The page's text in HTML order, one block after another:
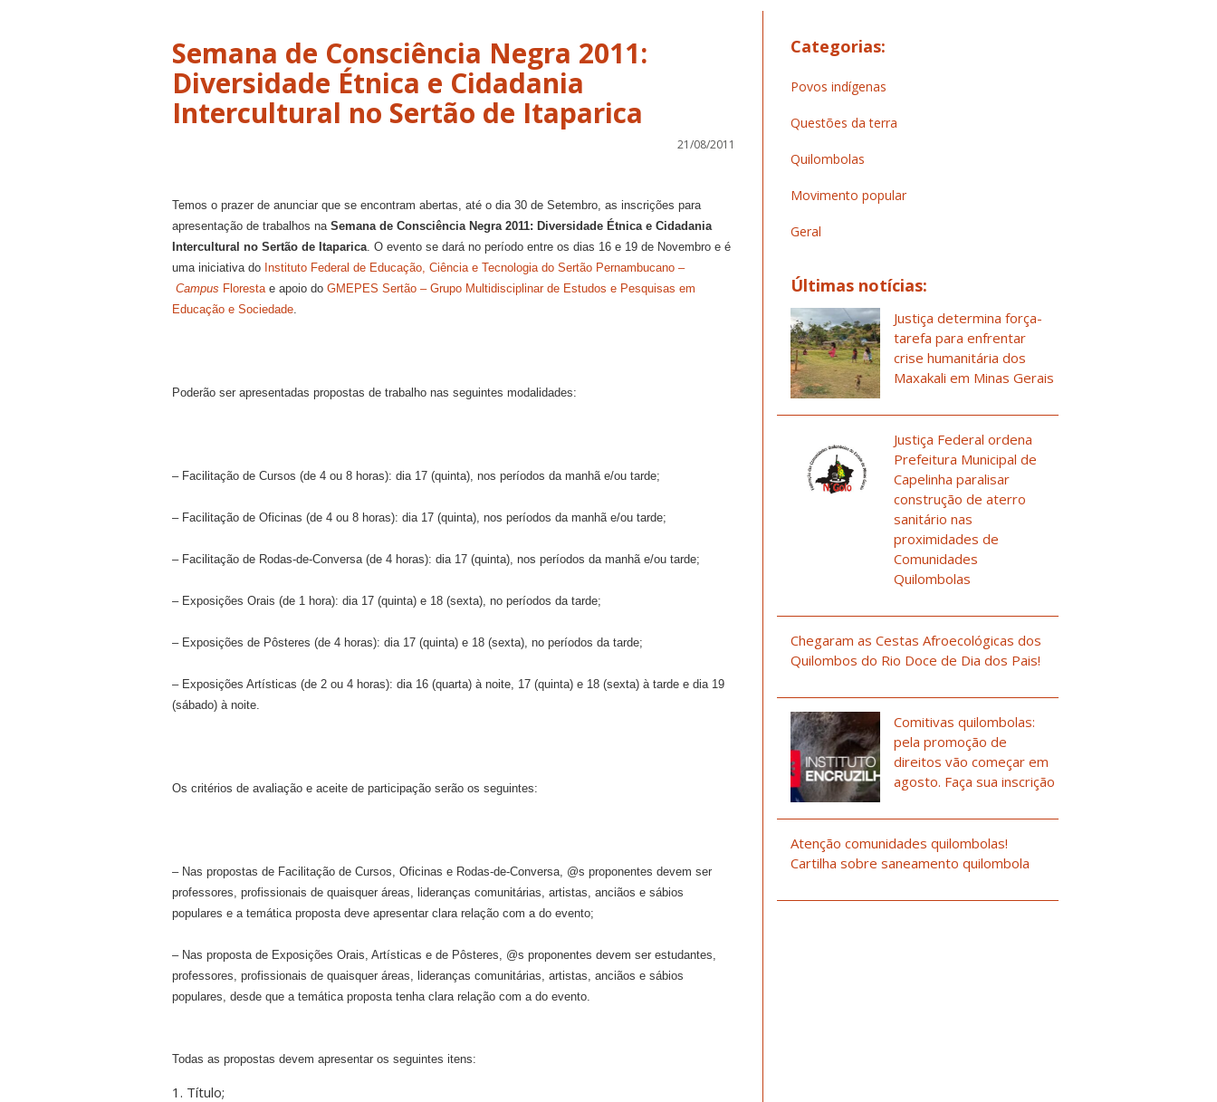
Semana de Consciência Negra 2011:
Diversidade Étnica e Cidadania
Intercultural no Sertão de Itaparica
21/08/2011
Temos o prazer de anunciar que se encontram abertas, até o dia 30 de Setembro, as inscrições para
apresentação de trabalhos na Semana de Consciência Negra 2011: Diversidade Étnica e Cidadania
Intercultural no Sertão de Itaparica. O evento se dará no período entre os dias 16 e 19 de Novembro e é
uma iniciativa do Instituto Federal de Educação, Ciência e Tecnologia do Sertão Pernambucano –
Campus Florestae apoio do GMEPES Sertão – Grupo Multidisciplinar de Estudos e Pesquisas em
Educação e Sociedade.
Poderão ser apresentadas propostas de trabalho nas seguintes modalidades:
– Facilitação de Cursos (de 4 ou 8 horas): dia 17 (quinta), nos períodos da manhã e/ou tarde;
– Facilitação de Oficinas (de 4 ou 8 horas): dia 17 (quinta), nos períodos da manhã e/ou tarde;
– Facilitação de Rodas-de-Conversa (de 4 horas): dia 17 (quinta), nos períodos da manhã e/ou tarde;
– Exposições Orais (de 1 hora): dia 17 (quinta) e 18 (sexta), no períodos da tarde;
– Exposições de Pôsteres (de 4 horas): dia 17 (quinta) e 18 (sexta), no períodos da tarde;
– Exposições Artísticas (de 2 ou 4 horas): dia 16 (quarta) à noite, 17 (quinta) e 18 (sexta) à tarde e dia 19
(sábado) à noite.
Os critérios de avaliação e aceite de participação serão os seguintes:
– Nas propostas de Facilitação de Cursos, Oficinas e Rodas-de-Conversa, @s proponentes devem ser
professores, profissionais de quaisquer áreas, lideranças comunitárias, artistas, anciãos e sábios
populares e a temática proposta deve apresentar clara relação com a do evento;
– Nas proposta de Exposições Orais, Artísticas e de Pôsteres, @s proponentes devem ser estudantes,
professores, profissionais de quaisquer áreas, lideranças comunitárias, artistas, anciãos e sábios
populares, desde que a temática proposta tenha clara relação com a do evento.
Todas as propostas devem apresentar os seguintes itens:
1. Título;
Categorias:
Povos indígenas
Questões da terra
Quilombolas
Movimento popular
Geral
Últimas notícias:
Justiça determina força-
tarefa para enfrentar
crise humanitária dos
Maxakali em Minas Gerais
Justiça Federal ordena
Prefeitura Municipal de
Capelinha paralisar
construção de aterro
sanitário nas
proximidades de
Comunidades
Quilombolas
Chegaram as Cestas Afroecológicas dos
Quilombos do Rio Doce de Dia dos Pais!
Comitivas quilombolas:
pela promoção de
direitos vão começar em
agosto. Faça sua inscrição
Atenção comunidades quilombolas!
Cartilha sobre saneamento quilombola